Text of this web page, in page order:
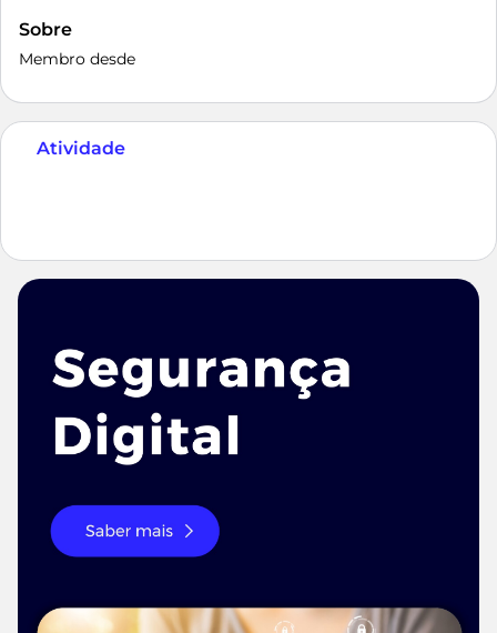
Sobre
Membro desde
Atividade